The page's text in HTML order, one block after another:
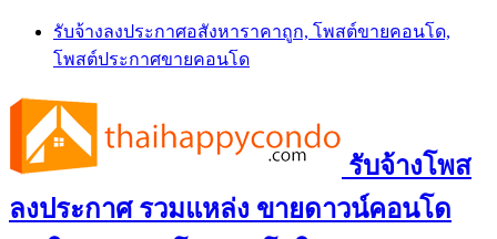
Skip
content
รับจ้างลงประกาศอสังหาราคาถูก, โพสต์ขายคอนโด,
โพสต์ประกาศขายคอนโด
รับจ้างโพส
ลงประกาศ รวมแหล่ง ขายดาวน์คอนโด